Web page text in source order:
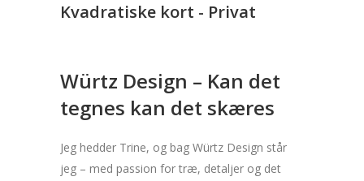
Kvadratiske kort - Privat
Würtz Design – Kan det
tegnes kan det skæres
Jeg hedder Trine, og bag Würtz Design står
jeg – med passion for træ, detaljer og det